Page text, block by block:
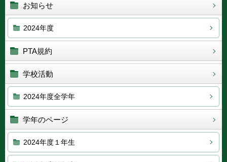
お知らせ
2024年度
PTA規約
学校活動
2024年度全学年
学年のページ
2024年度１年生